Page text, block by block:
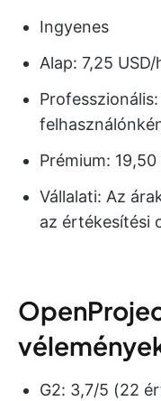
Ingyenes
Alap: 7,25
Prémium:
Vállalati: Az
az értékesítési
G2: 3,7/5 (22